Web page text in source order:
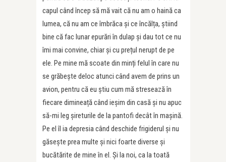
capul când încep să mă vait că nu am o haină ca
lumea, că nu am ce îmbrăca și ce încălța, știind
bine că fac lunar epurări în dulap și dau tot ce nu
îmi mai convine, chiar și cu prețul nerupt de pe
ele. Pe mine mă scoate din minți felul în care nu
se grăbește deloc atunci când avem de prins un
avion, pentru că eu știu cum mă stresează în
fiecare dimineață când ieșim din casă și nu apuc
să-mi leg șireturile de la pantofi decât în mașină.
Pe el îl ia depresia când deschide frigiderul și nu
găsește prea multe și nici foarte diverse și
bucătărite de mine în el. Și la noi, ca la toată